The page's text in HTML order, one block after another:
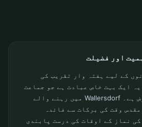
اور فضیلت
کے لیے ہفتہ وار تقریب کی
ایک بہت خاص عبادت ہے جو جماعت
کے ساتھ ادا کرنا فرض ہے۔ Wallersdorf میں رہنے والے
وقت کی برکات سے فائدہ
نماز کے اوقات کی درست پابندی